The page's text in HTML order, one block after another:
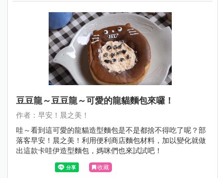
豆豆龍～豆豆龍～可愛的龍貓麵包來囉！
作者：早安！晨之美！
哇～看到這可愛的龍貓造型麵包是不是都捨不得吃了呢？部
落客早安！晨之美！利用便利商店麵包材料，加以變化就做
出這款卡哇伊造型麵包，媽咪們也來試試吧！
收藏